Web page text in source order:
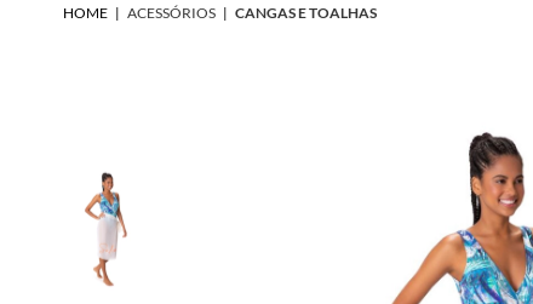
HOME | ACESSÓRIOS | CANGAS E TOALHAS